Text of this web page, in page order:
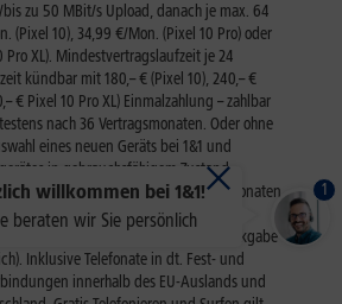
1
willkommen bei 1&1!
beraten wir Sie persönlich